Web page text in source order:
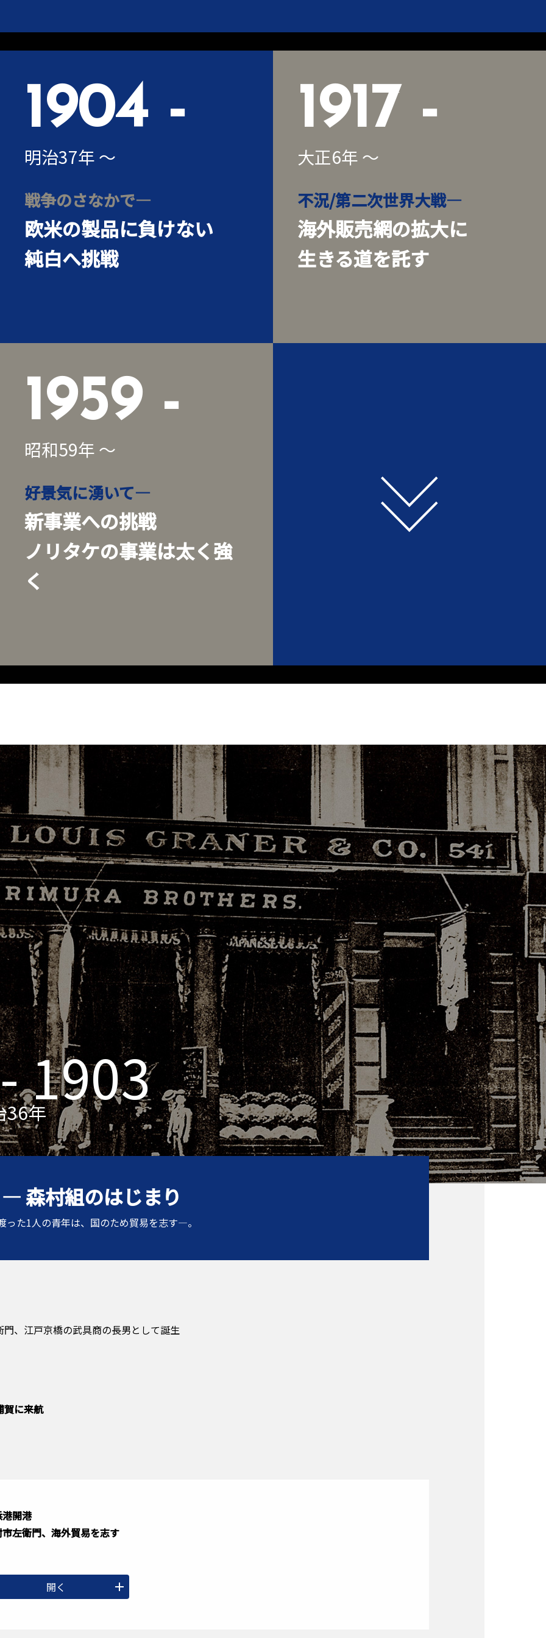
1904 -
明治37年 ～
戦争のさなかで―
欧米の製品に負けない
純白へ挑戦
1917 -
大正6年 ～
不況/第二次世界大戦―
海外販売網の拡大に
生きる道を託す
1959 -
昭和59年 ～
好景気に湧いて―
新事業への挑戦
ノリタケの事業は太く強
く
1903
36年
森村組のはじまり
った1人の青年は、国のため貿易を志す―。
門、江戸京橋の武具商の長男として誕生
賀に来航
開港
左衛門、海外貿易を志す